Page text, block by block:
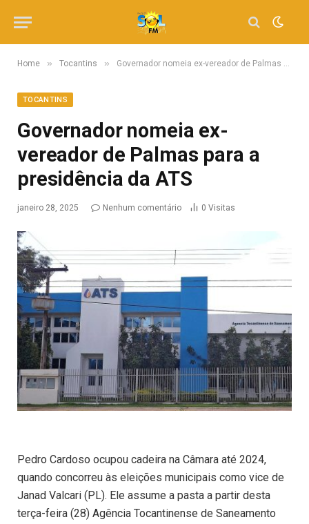
Home » Tocantins » Governador nomeia ex-vereador de Palmas para a presidência da ATS
TOCANTINS
Governador nomeia ex-
vereador de Palmas para a
presidência da ATS
janeiro 28, 2025 Nenhum comentário 0 Visitas
Pedro Cardoso ocupou cadeira na Câmara até 2024,
quando concorreu às eleições municipais como vice de
Janad Valcari (PL). Ele assume a pasta a partir desta
terça-feira (28) Agência Tocantinense de Saneamento